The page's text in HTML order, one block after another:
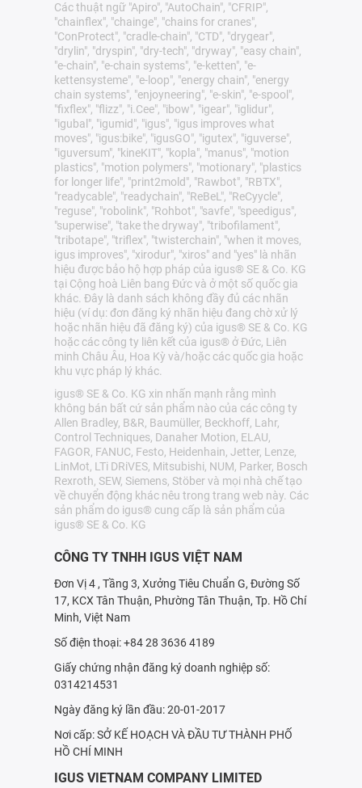
Các thuật ngữ "Apiro", "AutoChain", "CFRIP",
"chainflex", "chainge", "chains for cranes",
"ConProtect", "cradle-chain", "CTD", "drygear",
"drylin", "dryspin", "dry-tech", "dryway", "easy chain",
"e-chain", "e-chain systems", "e-ketten", "e-
kettensysteme", "e-loop", "energy chain", "energy
chain systems", "enjoyneering", "e-skin", "e-spool",
"fixflex", "flizz", "i.Cee", "ibow", "igear", "iglidur",
"igubal", "igumid", "igus", "igus improves what
moves", "igus:bike", "igusGO", "igutex", "iguverse",
"iguversum", "kineKIT", "kopla", "manus", "motion
plastics", "motion polymers", "motionary", "plastics
for longer life", "print2mold", "Rawbot", "RBTX",
"readycable", "readychain", "ReBeL", "ReCyycle",
"reguse", "robolink", "Rohbot", "savfe", "speedigus",
"superwise", "take the dryway", "tribofilament",
"tribotape", "triflex", "twisterchain", "when it moves,
igus improves", "xirodur", "xiros" and "yes" là nhãn
hiệu được bảo hộ hợp pháp của igus® SE & Co. KG
tại Cộng hoà Liên bang Đức và ở một số quốc gia
khác. Đây là danh sách không đầy đủ các nhãn
hiệu (ví dụ: đơn đăng ký nhãn hiệu đang chờ xử lý
hoặc nhãn hiệu đã đăng ký) của igus® SE & Co. KG
hoặc các công ty liên kết của igus® ở Đức, Liên
minh Châu Âu, Hoa Kỳ và/hoặc các quốc gia hoặc
khu vực pháp lý khác.
igus® SE & Co. KG xin nhấn mạnh rằng mình
không bán bất cứ sản phẩm nào của các công ty
Allen Bradley, B&R, Baumüller, Beckhoff, Lahr,
Control Techniques, Danaher Motion, ELAU,
FAGOR, FANUC, Festo, Heidenhain, Jetter, Lenze,
LinMot, LTi DRiVES, Mitsubishi, NUM, Parker, Bosch
Rexroth, SEW, Siemens, Stöber và mọi nhà chế tạo
về chuyển động khác nêu trong trang web này. Các
sản phẩm do igus® cung cấp là sản phẩm của
igus® SE & Co. KG
CÔNG TY TNHH IGUS VIỆT NAM
Đơn Vị 4 , Tầng 3, Xưởng Tiêu Chuẩn G, Đường Số
17, KCX Tân Thuận, Phường Tân Thuận, Tp. Hồ Chí
Minh, Việt Nam
Số điện thoại: +84 28 3636 4189
Giấy chứng nhận đăng ký doanh nghiệp số:
0314214531
Ngày đăng ký lần đầu: 20-01-2017
Nơi cấp: SỞ KẾ HOẠCH VÀ ÐẦU TƯ THÀNH PHỐ
HỒ CHÍ MINH
IGUS VIETNAM COMPANY LIMITED